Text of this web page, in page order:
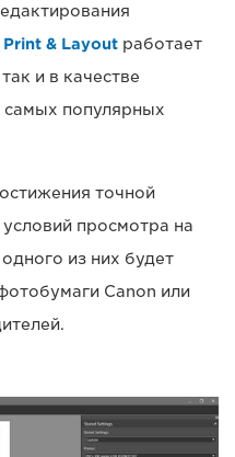
& Layout работает
и в качестве
популярных
точной
просмотра на
из них будет
Canon или